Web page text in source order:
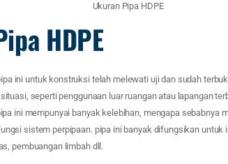
Ukuran Pipa HDPE
HDPE
ini untuk konstruksi telah melewati uji dan sudah
seperti penggunaan luar ruangan atau lapangan
ini mempunyai banyak kelebihan, mengapa sebabnya
sistem perpipaan. pipa ini banyak difungsikan
pembuangan limbah dll.